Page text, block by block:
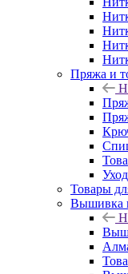
Пряжа и
Товары
Вышивка